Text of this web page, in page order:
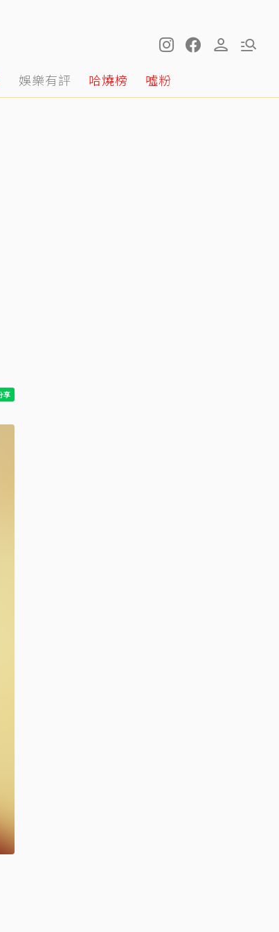
娛樂有評 哈燒榜 噓粉